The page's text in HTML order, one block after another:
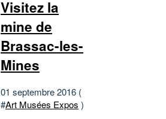
Visitez la
mine de
Brassac-les-
Mines
01 septembre 2016 (
#Art Musées Expos )